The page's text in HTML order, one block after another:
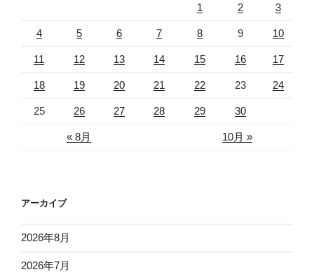
« 8月 10月 »
1 2 3
4 5 6 7 8 9 10
11 12 13 14 15 16 17
18 19 20 21 22 23 24
25 26 27 28 29 30
アーカイブ
2026年8月
2026年7月